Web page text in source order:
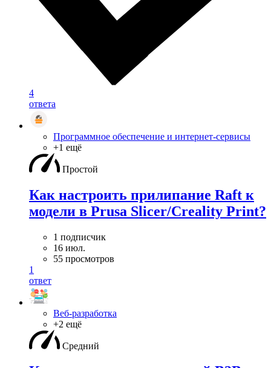
4
ответа
Программное обеспечение и интернет-сервисы
+1 ещё
Простой
Как настроить прилипание Raft к
модели в Prusa Slicer/Creality Print?
1 подписчик
16 июл.
55 просмотров
1
ответ
Веб-разработка
+2 ещё
Средний